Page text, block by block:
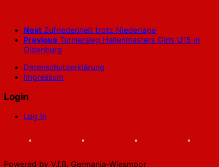
Next Zufriedenheit trotz Niederlage
Previous Turniersieg Hallenmasters Girls U15 in
Oldenburg
Datenschutzerklärung
Impressum
Login
Log In
Powered by V.f.B. Germania-Wiesmoor